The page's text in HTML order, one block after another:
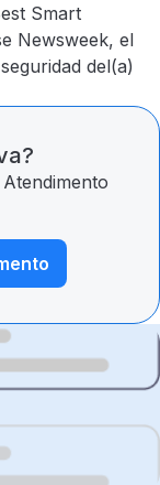
Smart
Newsweek, el
del(a)